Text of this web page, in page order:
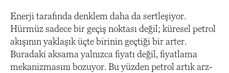
Enerji tarafında denklem daha da sertleşiyor.
Hürmüz sadece bir geçiş noktası değil; küresel petrol
akışının yaklaşık üçte birinin geçtiği bir arter.
Buradaki aksama yalnızca fiyatı değil, fiyatlama
mekanizmasını bozuyor. Bu yüzden petrol artık arz-